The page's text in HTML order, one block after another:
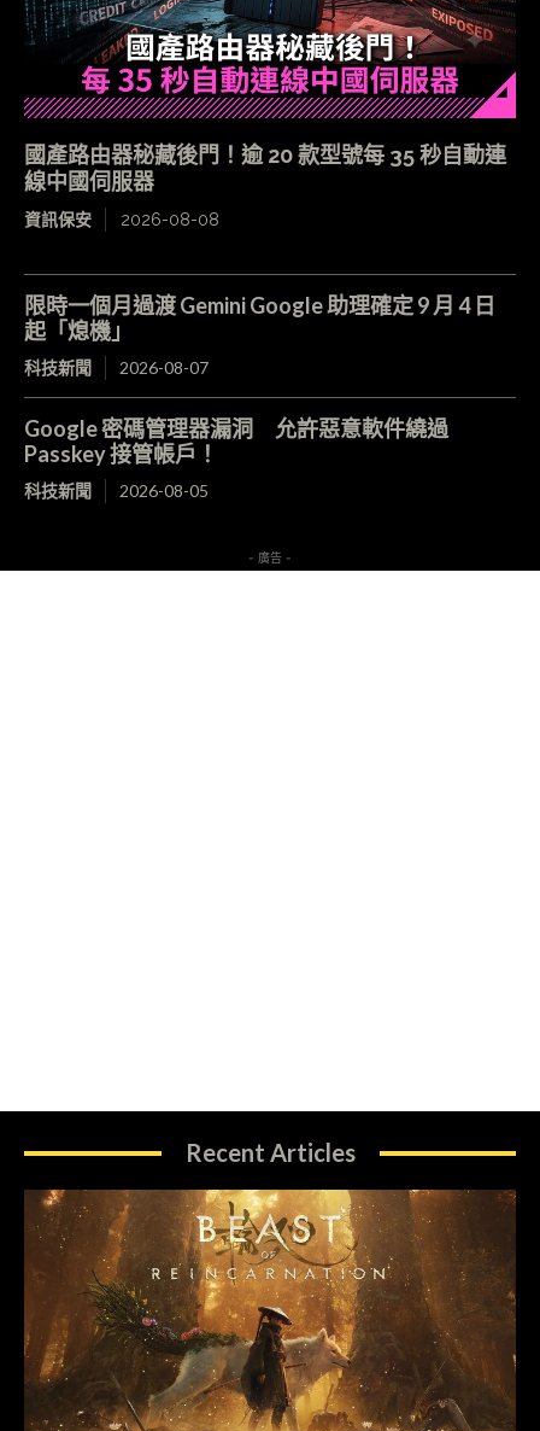
國產路由器秘藏後門！逾 20 款型號每 35 秒自動連
線中國伺服器
資訊保安 2026-08-08
限時一個月過渡 Gemini Google 助理確定 9 月 4 日
起「熄機」
科技新聞 2026-08-07
Google 密碼管理器漏洞 允許惡意軟件繞過
Passkey 接管帳戶！
科技新聞 2026-08-05
- 廣告 -
Recent Articles